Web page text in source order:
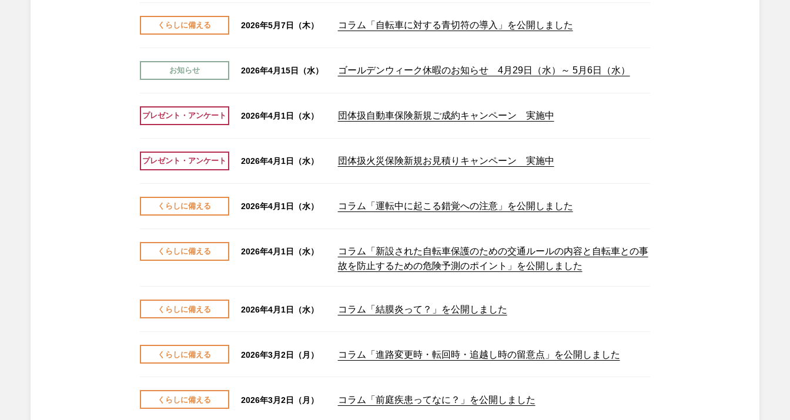
くらしに備える 2026年5月7日（木） コラム「自転車に対する青切符の導入」を公開しました
お知らせ 2026年4月15日（水） ゴールデンウィーク休暇のお知らせ 4月29日（水）～ 5月6日（水）
プレゼント・アンケート 2026年4月1日（水） 団体扱自動車保険新規ご成約キャンペーン 実施中
プレゼント・アンケート 2026年4月1日（水） 団体扱火災保険新規お見積りキャンペーン 実施中
くらしに備える 2026年4月1日（水） コラム「運転中に起こる錯覚への注意」を公開しました
くらしに備える 2026年4月1日（水）
コラム「新設された自転車保護のための交通ルールの内容と自転車との事
故を防止するための危険予測のポイント」を公開しました
くらしに備える 2026年4月1日（水） コラム「結膜炎って？」を公開しました
くらしに備える 2026年3月2日（月） コラム「進路変更時・転回時・追越し時の留意点」を公開しました
くらしに備える 2026年3月2日（月） コラム「前庭疾患ってなに？」を公開しました